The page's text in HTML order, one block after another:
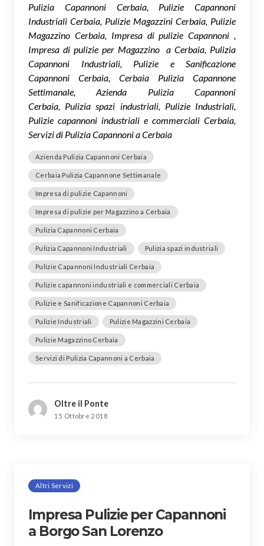
Pulizia Capannoni Cerbaia, Pulizie Capannoni
Industriali Cerbaia, Pulizie Magazzini Cerbaia, Pulizie
Magazzino Cerbaia, Impresa di pulizie Capannoni ,
Impresa di pulizie per Magazzino a Cerbaia, Pulizia
Capannoni Industriali, Pulizie e Sanificazione
Capannoni Cerbaia, Cerbaia Pulizia Capannone
Settimanale, Azienda Pulizia Capannoni
Cerbaia, Pulizia spazi industriali, Pulizie Industriali,
Pulizie capannoni industriali e commerciali Cerbaia,
Servizi di Pulizia Capannoni a Cerbaia
Azienda Pulizia Capannoni Cerbaia
Cerbaia Pulizia Capannone Settimanale
Impresa di pulizie Capannoni
Impresa di pulizie per Magazzino a Cerbaia
Pulizia Capannoni Cerbaia
Pulizia Capannoni Industriali Pulizia spazi industriali
Pulizie Capannoni Industriali Cerbaia
Pulizie capannoni industriali e commerciali Cerbaia
Pulizie e Sanificazione Capannoni Cerbaia
Pulizie Industriali Pulizie Magazzini Cerbaia
Pulizie Magazzino Cerbaia
Servizi di Pulizia Capannoni a Cerbaia
Oltre il Ponte
15 Ottobre 2018
Altri Servizi
Impresa Pulizie per Capannoni
a Borgo San Lorenzo